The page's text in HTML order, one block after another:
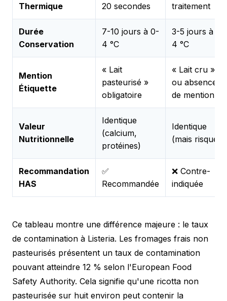
Thermique
20 secondes
traitement
Durée
Conservation
7-10 jours à 0-
4 °C
3-5 jours à 0-
4 °C
Mention
Étiquette
« Lait
pasteurisé »
obligatoire
« Lait cru »
ou absence
de mention
Valeur
Nutritionnelle
Identique
(calcium,
protéines)
Identique
(mais risqué)
Recommandation
HAS
✅
Recommandée
❌ Contre-
indiquée
Ce tableau montre une différence majeure : le taux
de contamination à Listeria. Les fromages frais non
pasteurisés présentent un taux de contamination
pouvant atteindre 12 % selon l'European Food
Safety Authority. Cela signifie qu'une ricotta non
pasteurisée sur huit environ peut contenir la